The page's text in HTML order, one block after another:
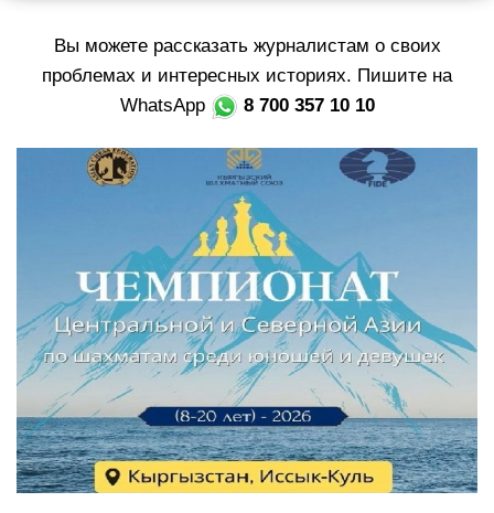
Вы можете рассказать журналистам о своих
проблемах и интересных историях. Пишите на
WhatsApp
8 700 357 10 10